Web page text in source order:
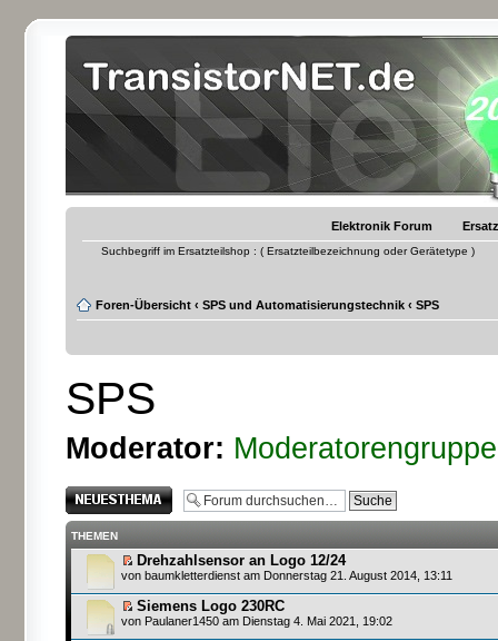
Elektronik Forum
Suchbegriff im Ersatzteilshop : ( Ersatzteilbezeichnung oder Gerätetype )
Foren-Übersicht ‹ SPS und Automatisierungstechnik ‹ SPS
SPS
Moderator: Moderatorengruppe
Neues Thema
erstellen
THEMEN
Drehzahlsensor an Logo 12/24
von baumkletterdienst am Donnerstag 21. August 2014, 13:11
Siemens Logo 230RC
von Paulaner1450 am Dienstag 4. Mai 2021, 19:02